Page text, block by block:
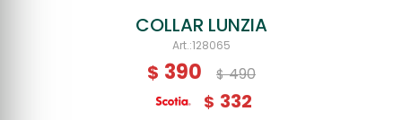
COLLAR LUNZIA
128065
$ 390 $ 490
$ 332